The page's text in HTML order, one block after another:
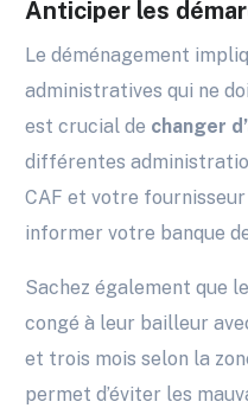
Anticiper les
Le déménagement
administratives qui ne
est crucial de changer
différentes
CAF et votre fournisseur
informer votre banque
Sachez également que
congé à leur bailleur
et trois mois selon la
permet d’éviter les